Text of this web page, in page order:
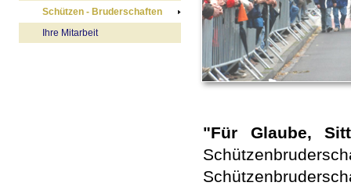
Schützen - Bruderschaften
Ihre Mitarbeit
"Für Glaube,